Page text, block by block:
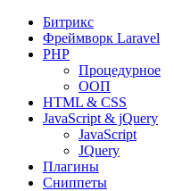
Битрикс
Фреймворк Laravel
PHP
Процедурное
ООП
HTML & CSS
JavaScript & jQuery
JavaScript
JQuery
Плагины
Сниппеты